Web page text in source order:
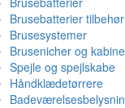
Brusebatterier tilbehør
Brusesystemer
Brusenicher og
Spejle og spejlskabe
Håndklædetørrere